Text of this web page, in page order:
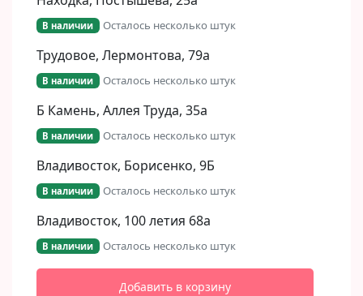
В наличии Осталось несколько штук
Трудовое, Лермонтова, 79а
В наличии Осталось несколько штук
Б Камень, Аллея Труда, 35а
В наличии Осталось несколько штук
Владивосток, Борисенко, 9Б​
В наличии Осталось несколько штук
Владивосток, 100 летия 68а
В наличии Осталось несколько штук
Добавить в корзину